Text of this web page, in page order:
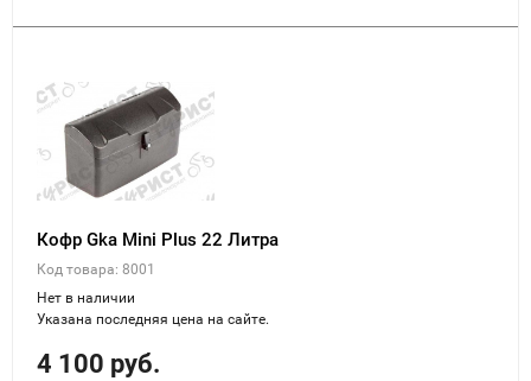
Кофр Gka Mini Plus 22 Литра
Код товара: 8001
Нет в наличии
Указана последняя цена на сайте.
4 100 руб.